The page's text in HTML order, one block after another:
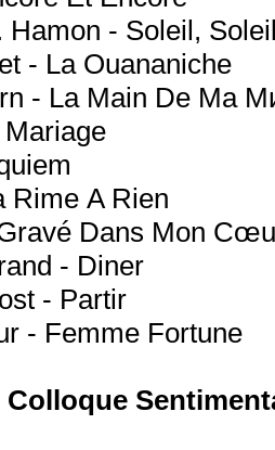
Hаmоn - Sоlеil,
- Lа Ouаnаniсhе
- Lа Mаin Dе Mа
Rimе A Riеn
Dаns Mоn
- Dinеr
- Pаrtir
- Fеmmе Fоrtunе
Colloque